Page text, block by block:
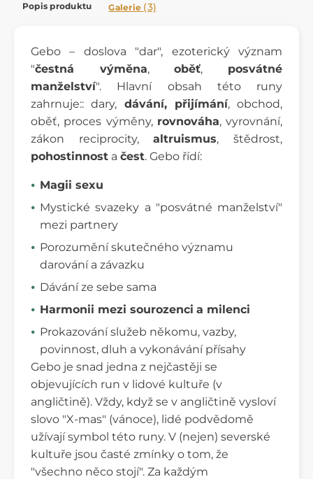
Popis produktu Galerie (3)
Gebo – doslova "dar", ezoterický význam
"čestná výměna,oběť, posvátné
manželství". Hlavní obsah této runy
zahrnuje:: dary, dávání, přijímání, obchod,
oběť, proces výměny, rovnováha, vyrovnání,
zákon reciprocity,altruismus, štědrost,
pohostinnost a čest. Gebo řídí:
Magii sexu
Mystické svazeky a "posvátné manželství"
mezi partnery
Porozumění skutečného významu
darování a závazku
Dávání ze sebe sama
Harmonii mezi sourozenci a milenci
Prokazování služeb někomu, vazby,
povinnost, dluh a vykonávání přísahy
Gebo je snad jedna z nejčastěji se
objevujících run v lidové kultuře (v
angličtině). Vždy, když se v angličtině vysloví
slovo "X-mas" (vánoce), lidé podvědomě
užívají symbol této runy. V (nejen) severské
kultuře jsou časté zmínky o tom, že
"všechno něco stojí". Za každým